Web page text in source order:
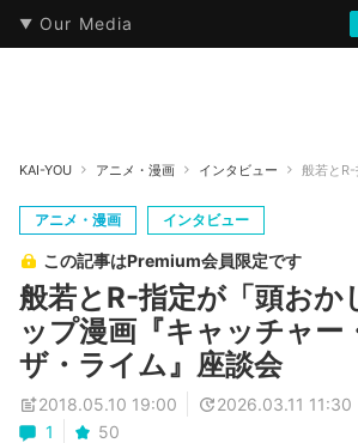
Our Media
本・文芸 情報化社会
KAI-YOU アニメ・漫画 インタビュー 般若と
アニメ・漫画 インタビュー
この記事はPremium会員限定です
般若とR-指定が「頭おか
ップ漫画『キャッチャー
ザ・ライム』座談会
2018.05.10 19:00
2026.03.11 11:30
1
50